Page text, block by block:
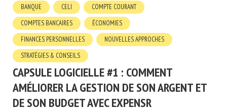
BANQUE CELI
COMPTE COURANT
COMPTES BANCAIRES
ÉCONOMIES
FINANCES PERSONNELLES
NOUVELLES APPROCHES
STRATÉGIES & CONSEILS
CAPSULE LOGICIELLE #1 : COMMENT
AMÉLIORER LA GESTION DE SON ARGENT ET
DE SON BUDGET AVEC EXPENSR